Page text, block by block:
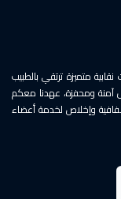
متميزة ترتقي بالطبيب
آمنة ومحفزة، عهدنا معكم
وإخلاص لخدمة أعضاء